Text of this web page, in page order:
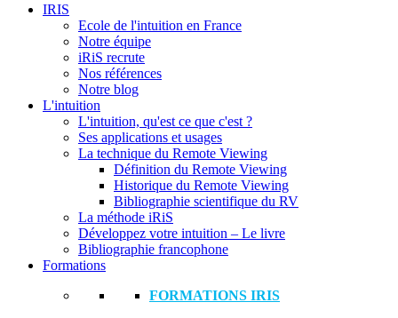
IRIS
Ecole de l'intuition en France
Notre équipe
iRiS recrute
Nos références
Notre blog
L'intuition
L'intuition, qu'est ce que c'est ?
Ses applications et usages
La technique du Remote Viewing
Définition du Remote Viewing
Historique du Remote Viewing
Bibliographie scientifique du RV
La méthode iRiS
Développez votre intuition – Le livre
Bibliographie francophone
Formations
FORMATIONS IRIS